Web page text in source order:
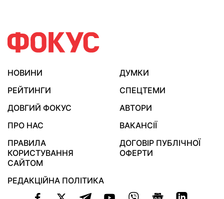
НОВИНИ
ДУМКИ
РЕЙТИНГИ
СПЕЦТЕМИ
ДОВГИЙ ФОКУС
АВТОРИ
ПРО НАС
ВАКАНСІЇ
ПРАВИЛА
КОРИСТУВАННЯ
САЙТОМ
ДОГОВІР ПУБЛІЧНОЇ
ОФЕРТИ
РЕДАКЦІЙНА ПОЛІТИКА